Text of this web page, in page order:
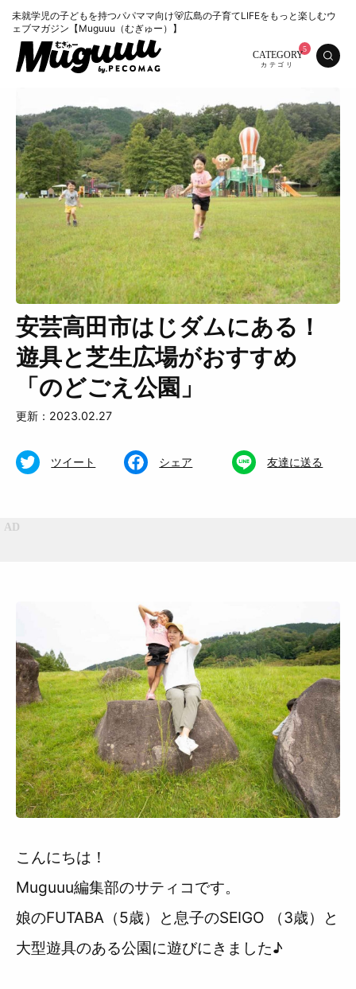
未就学児の子どもを持つパパママ向け🐻広島の子育てLIFEをもっと楽しむウ
ェブマガジン【Muguuu（むぎゅー）】
CATEGORY
特集 くらし
広告掲載について プライバシーポリシー
インフォマティブデータポリシ
ー
お問合せ
利用規約
安芸高田市はじダムにある！
遊具と芝生広場がおすすめ
「のどごえ公園」
更新：2023.02.27
ツイート シェア 友達に送る
こんにちは！
Muguuu編集部のサティコです。
娘のFUTABA（5歳）と息子のSEIGO （3歳）と
大型遊具のある公園に遊びにきました♪